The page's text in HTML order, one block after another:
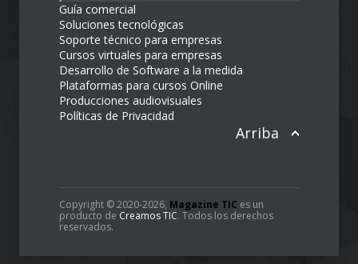
Guía comercial
Soluciones tecnológicas
Soporte técnico para empresas
Cursos virtuales para empresas
Desarrollo de Software a la medida
Plataformas para cursos Online
Producciones audiovisuales
Políticas de Privacidad
Arriba
Copyright © 2020-2026, Magazine TIC es un
producto de Creamos TIC. Todos los derechos
reservados.